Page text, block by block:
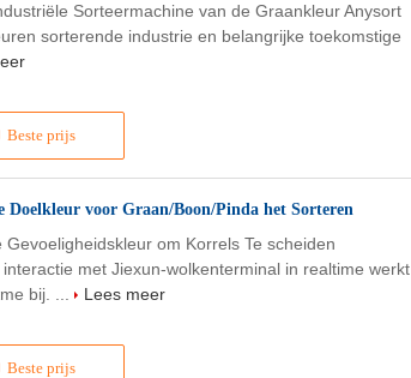
Beste prijs
Sorteermachine van de Graankleur Anysort
sorterende industrie en belangrijke toekomstige
voor Graan/Boon/Pinda het Sorteren
Beste prijs
om Korrels Te scheiden
met Jiexun-wolkenterminal in realtime werkt
bij. ...
Lees meer